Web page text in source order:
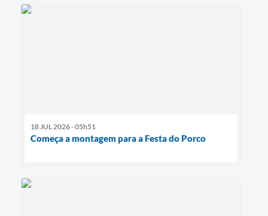
18 JUL 2026 - 05h51
Começa a montagem para a Festa do Porco